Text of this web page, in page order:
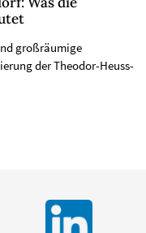
großräumige
der Theodor-Heuss-